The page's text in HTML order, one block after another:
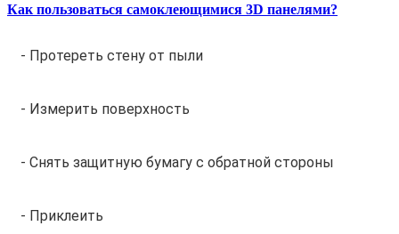
Как пользоваться самоклеющимися 3D панелями?
- Протереть стену от пыли
- Измерить поверхность
- Снять защитную бумагу с обратной стороны
- Приклеить